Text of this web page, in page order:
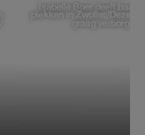
Isabelle Boer deelt haar
plekken in Zwolle: 'Deze
graag verborgen'